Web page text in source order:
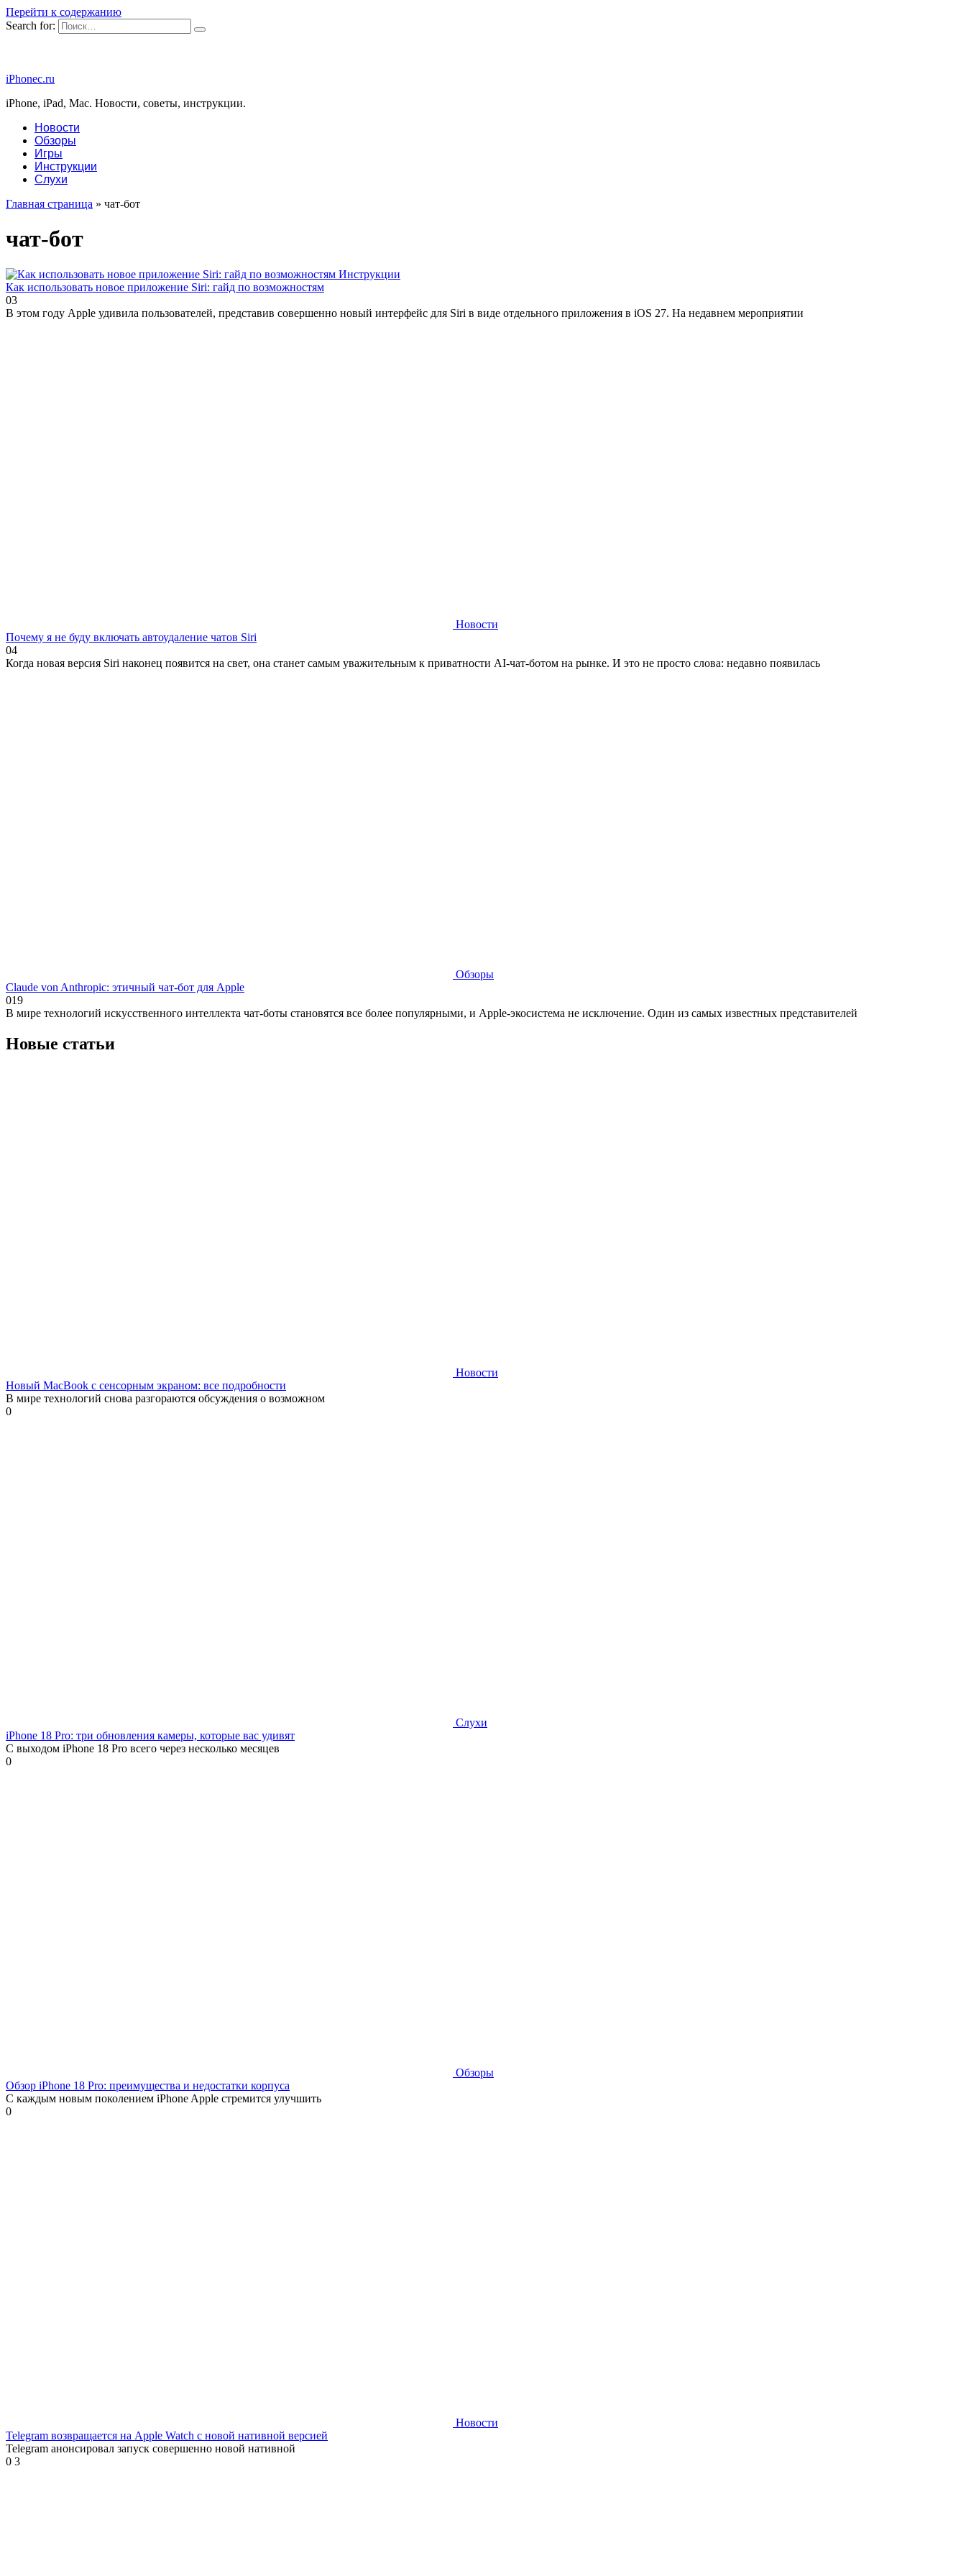
Перейти к содержанию
Search for:
iPhonec.ru
iPhone, iPad, Mac. Новости, советы, инструкции.
Новости
Обзоры
Игры
Инструкции
Слухи
Главная страница » чат-бот
чат-бот
Инструкции
Как использовать новое приложение Siri: гайд по возможностям
03
В этом году Apple удивила пользователей, представив совершенно новый интерфейс для Siri в виде отдельного приложения в iOS 27. На недавнем мероприятии
Новости
Почему я не буду включать автоудаление чатов Siri
04
Когда новая версия Siri наконец появится на свет, она станет самым уважительным к приватности AI-чат-ботом на рынке. И это не просто слова: недавно появилась
Обзоры
Claude von Anthropic: этичный чат-бот для Apple
019
В мире технологий искусственного интеллекта чат-боты становятся все более популярными, и Apple-экосистема не исключение. Один из самых известных представителей
Новые статьи
Новости
Новый MacBook с сенсорным экраном: все подробности
В мире технологий снова разгораются обсуждения о возможном
0
Слухи
iPhone 18 Pro: три обновления камеры, которые вас удивят
С выходом iPhone 18 Pro всего через несколько месяцев
0
Обзоры
Обзор iPhone 18 Pro: преимущества и недостатки корпуса
С каждым новым поколением iPhone Apple стремится улучшить
0
Новости
Telegram возвращается на Apple Watch с новой нативной версией
Telegram анонсировал запуск совершенно новой нативной
0 3